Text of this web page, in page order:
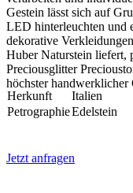
Gestein lässt sich auf
LED hinterleuchten und
dekorative
Huber Naturstein liefert,
Preciousglitter
höchster handwerklicher
Herkunft
Italien
PetrographieEdelstein
Jetzt anfragen